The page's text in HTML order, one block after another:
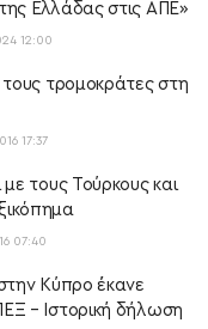
Ελλάδας στις ΑΠΕ»
12:00
τους τρομοκράτες στη
17:37
με τους Τούρκους και
07:40
Κύπρο έκανε
– Ιστορική δήλωση